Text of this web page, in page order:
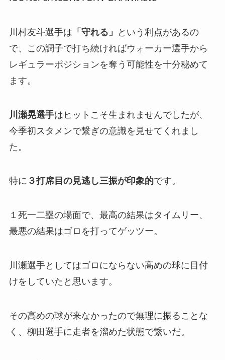
川村友斗選手は 「守れる」
という利点があるの
で、この調子で打ち続ければウォーカー選手から
レギュラーポジションを奪う可能性を十分秘めて
ます。
川瀬晃選手はヒットこそ生まれませんでしたが、
今季初スタメンで繋ぎの意識を見せてくれまし
た。
特に ３打席目の見逃し三振が印象的です。
１死一二塁の場面で、最高の結果はタイムリー、
最悪の結果はゴロを打ってゲッツー。
川瀬選手としてはゴロにならない高めの球に目付
けをしていたと思います。
その高めの球が来なかったので無理に振ることな
く、柳田選手に走者を溜めた状態で繋いだ。